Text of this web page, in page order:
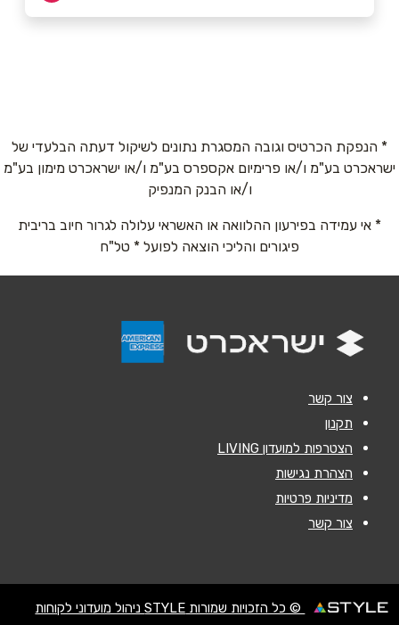
באתר
טלפון*
אימייל*
* הנפקת הכרטיס וגובה המסגרת נתונים לשיקול דעתה הבלעדי של
ישראכרט בע"מ ו/או פרימיום אקספרס בע"מ ו/או ישראכרט מימון בע"מ
ו/או הבנק המנפיק
* אי עמידה בפירעון ההלוואה או האשראי עלולה לגרור חיוב בריבית
פיגורים והליכי הוצאה לפועל * טל"ח
צור קשר
תקנון
הצטרפות למועדון LIVING
הצהרת נגישות
מדיניות פרטיות
צור קשר
© כל הזכויות שמורות STYLE ניהול מועדוני לקוחות